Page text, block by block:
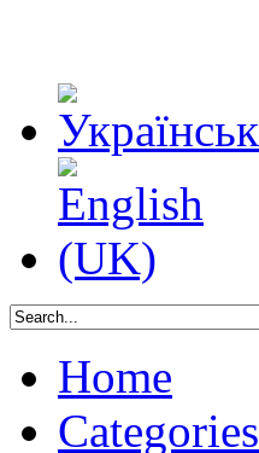
Home
Categories